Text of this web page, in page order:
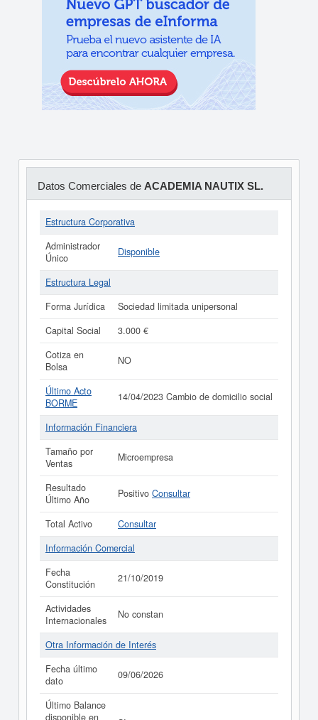
Datos Comerciales de ACADEMIA NAUTIX SL.
Estructura Corporativa
Administrador
Único
Disponible
Estructura Legal
Forma Jurídica
Sociedad limitada unipersonal
Capital Social
3.000 €
Cotiza en
Bolsa
NO
Último Acto
BORME
14/04/2023 Cambio de domicilio social
Información Financiera
Tamaño por
Ventas
Microempresa
Resultado
Último Año
Positivo Consultar
Total Activo
Consultar
Información Comercial
Fecha
Constitución
21/10/2019
Actividades
Internacionales
No constan
Otra Información de Interés
Fecha último
dato
09/06/2026
Último Balance
disponible en